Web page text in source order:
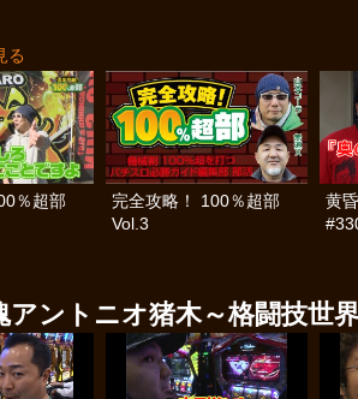
る
％超部
完全攻略！ 100％超部
Vol.3
黄
アントニオ猪木～格闘技世